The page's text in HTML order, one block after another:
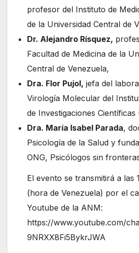
profesor del Instituto de
de la Universidad Central de
​Dr. Alejandro Rísquez,
Facultad de Medicina de la
Central de Venezuela,
Dra. Flor Pujol, jefa del
Virología Molecular del
de Investigaciones Científicas
Dra. María Isabel Parada,
Psicología de la Salud y
ONG, Psicólogos sin
El evento se transmitirá a las
(hora de Venezuela) por el
Youtube de la ANM:
https://www.youtube.com/
9NRXX8Fi5BykrJWA